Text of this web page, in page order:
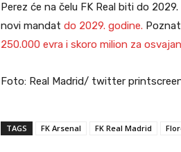
Perez će na čelu FK Real biti do
novi mandat do 2029. godine.
250.000 evra i skoro milion za
Foto: Real Madrid/ twitter
TAGS FK Arsenal FK Real Madrid